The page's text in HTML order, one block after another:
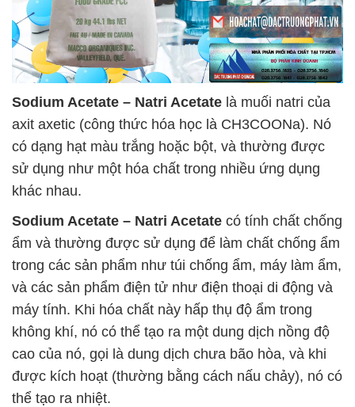
Sodium Acetate – Natri Acetate là muối natri của
axit axetic (công thức hóa học là CH3COONa). Nó
có dạng hạt màu trắng hoặc bột, và thường được
sử dụng như một hóa chất trong nhiều ứng dụng
khác nhau.
Sodium Acetate – Natri Acetate có tính chất chống
ẩm và thường được sử dụng để làm chất chống ẩm
trong các sản phẩm như túi chống ẩm, máy làm ẩm,
và các sản phẩm điện tử như điện thoại di động và
máy tính. Khi hóa chất này hấp thụ độ ẩm trong
không khí, nó có thể tạo ra một dung dịch nồng độ
cao của nó, gọi là dung dịch chưa bão hòa, và khi
được kích hoạt (thường bằng cách nấu chảy), nó có
thể tạo ra nhiệt.